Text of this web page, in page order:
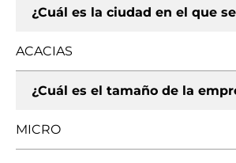
¿Cuál es la ciudad en el que
ACACIAS
¿Cuál es el tamaño de la
MICRO